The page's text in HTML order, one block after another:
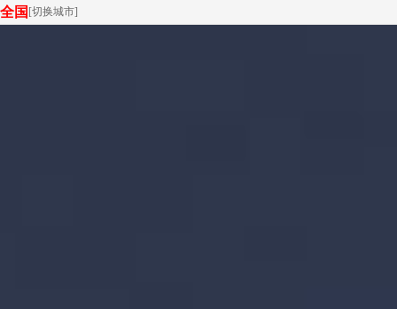
全国 [切换城市]